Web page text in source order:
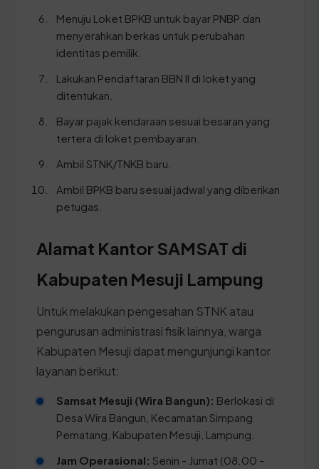
Menuju Loket BPKB untuk bayar PNBP dan
menyerahkan berkas untuk perubahan
identitas pemilik.
Lakukan Pendaftaran BBN II di loket yang
ditentukan.
Bayar pajak kendaraan sesuai besaran yang
tertera di loket pembayaran.
Ambil STNK/TNKB baru.
Ambil BPKB baru sesuai jadwal yang diberikan
petugas.
Alamat Kantor SAMSAT di
Kabupaten Mesuji Lampung
Untuk melakukan pengesahan STNK atau
pengurusan administrasi fisik lainnya, warga
Kabupaten Mesuji dapat mengunjungi kantor
layanan berikut:
Samsat Mesuji (Wira Bangun): Berlokasi di
Desa Wira Bangun, Kecamatan Simpang
Pematang, Kabupaten Mesuji, Lampung.
Jam Operasional: Senin - Jumat (08.00 -